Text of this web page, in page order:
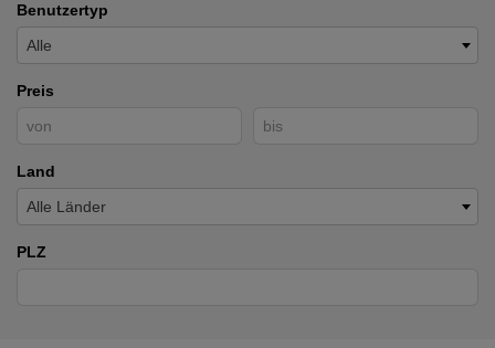
Benutzertyp
Alle
Preis
Land
Alle Länder
PLZ